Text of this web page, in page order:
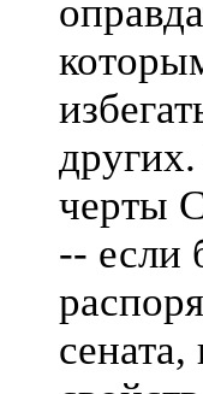
черты
-- если